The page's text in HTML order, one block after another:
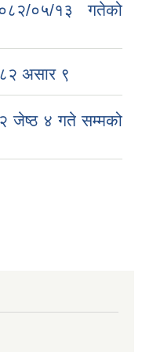
०५/१३ गतेको
असार ९
जेष्ठ ४ गते सम्मको